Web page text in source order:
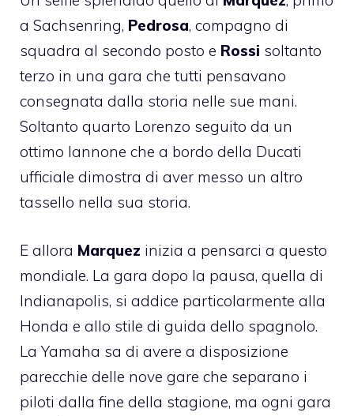
a Sachsenring, Pedrosa, compagno di
squadra al secondo posto e Rossi soltanto
terzo in una gara che tutti pensavano
consegnata dalla storia nelle sue mani.
Soltanto quarto Lorenzo seguito da un
ottimo Iannone che a bordo della Ducati
ufficiale dimostra di aver messo un altro
tassello nella sua storia.
E allora Marquez inizia a pensarci a questo
mondiale. La gara dopo la pausa, quella di
Indianapolis, si addice particolarmente alla
Honda e allo stile di guida dello spagnolo.
La Yamaha sa di avere a disposizione
parecchie delle nove gare che separano i
piloti dalla fine della stagione, ma ogni gara